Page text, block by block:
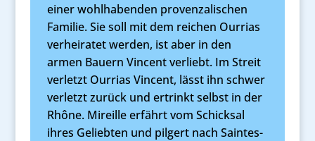
einer wohlhabenden provenzalischen
Familie. Sie soll mit dem reichen Ourrias
verheiratet werden, ist aber in den
armen Bauern Vincent verliebt. Im Streit
verletzt Ourrias Vincent, lässt ihn schwer
verletzt zurück und ertrinkt selbst in der
Rhône. Mireille erfährt vom Schicksal
ihres Geliebten und pilgert nach Saintes-